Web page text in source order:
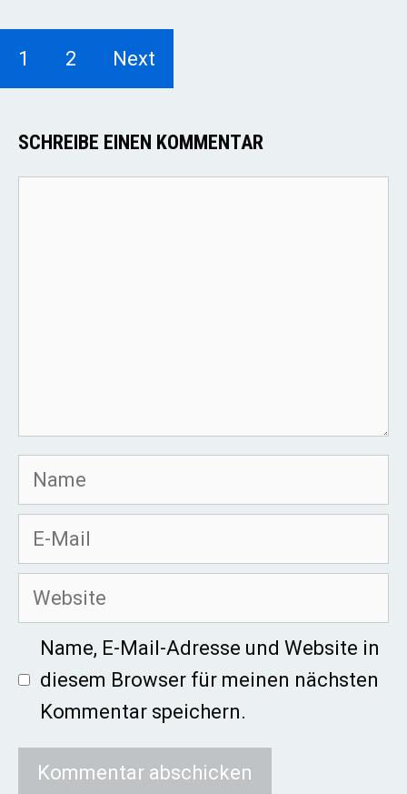
1 2 Next
SCHREIBE EINEN KOMMENTAR
Name
E-
Mail
Website
Name, E-Mail-Adresse und Website in
diesem Browser für meinen nächsten
Kommentar speichern.